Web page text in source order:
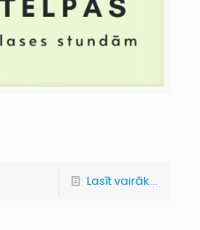
Lasīt vairāk...